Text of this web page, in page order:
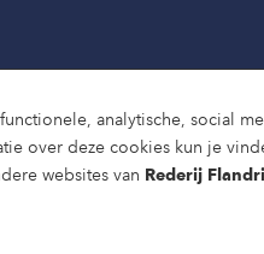
analytische, social
over deze cookies kun je
websites van Rederij